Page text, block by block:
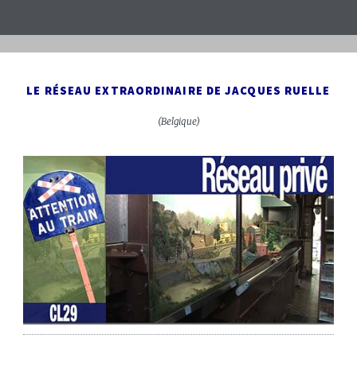
LE RÉSEAU EXTRAORDINAIRE DE JACQUES RUELLE
(Belgique)